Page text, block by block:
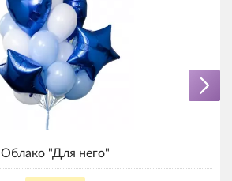
Облако "Для него"